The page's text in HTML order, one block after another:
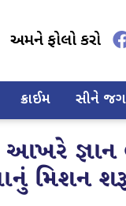
અમને ફોલો કરો
ક્રાઈમ સીને
જ્ઞાન
મિશન